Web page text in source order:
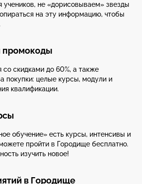
не «дорисовываем» звезды
на эту информацию, чтобы
промокоды
со скидками до 60%, а также
покупки: целые курсы, модули и
квалификации.
обучение» есть курсы, интенсивы и
пройти в Городище бесплатно.
изучить новое!
в Городище